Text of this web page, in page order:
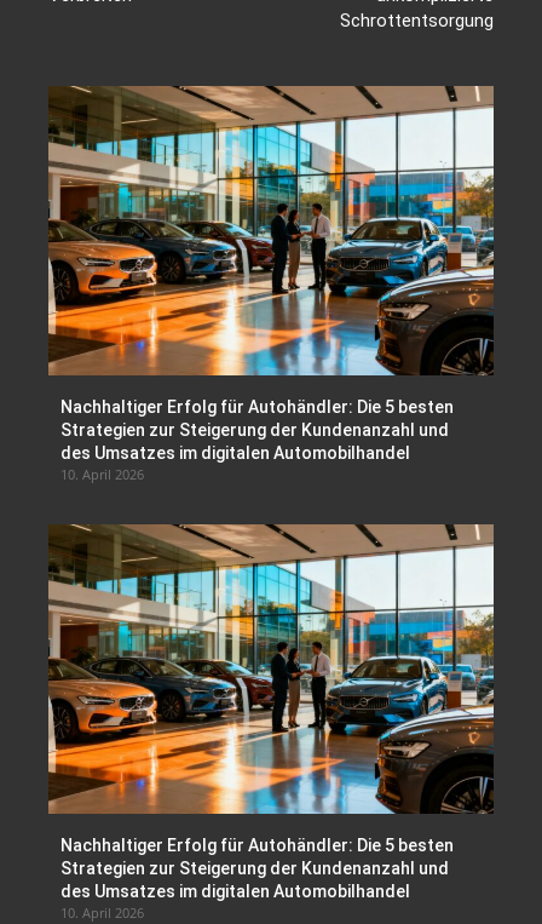
Schrottentsorgung
Nachhaltiger Erfolg für Autohändler: Die 5 besten
Strategien zur Steigerung der Kundenanzahl und
des Umsatzes im digitalen Automobilhandel
10. April 2026
Nachhaltiger Erfolg für Autohändler: Die 5 besten
Strategien zur Steigerung der Kundenanzahl und
des Umsatzes im digitalen Automobilhandel
10. April 2026